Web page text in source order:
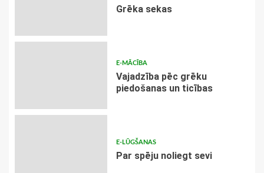
Grēka sekas
E-MĀCĪBA
Vajadzība pēc grēku
piedošanas un ticības
E-LŪGŠANAS
Par spēju noliegt sevi